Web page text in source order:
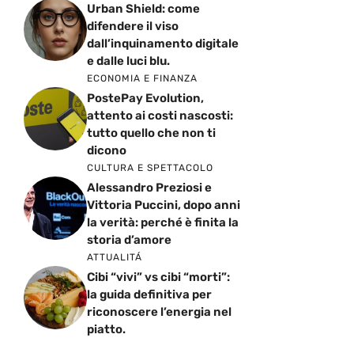
Urban Shield: come
difendere il viso
dall’inquinamento digitale
e dalle luci blu.
ECONOMIA E FINANZA
PostePay Evolution,
attento ai costi nascosti:
tutto quello che non ti
dicono
CULTURA E SPETTACOLO
Alessandro Preziosi e
Vittoria Puccini, dopo anni
la verità: perché è finita la
storia d’amore
ATTUALITÁ
Cibi “vivi” vs cibi “morti”:
la guida definitiva per
riconoscere l’energia nel
piatto.